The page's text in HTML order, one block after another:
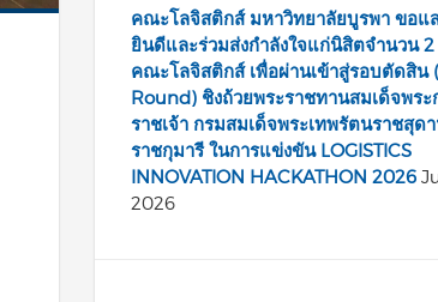
คณะโลจิสติกส์ มหาวิทยาลัยบูรพา ขอแ
ยินดีและร่วมส่งกำลังใจแก่นิสิตจำนวน
คณะโลจิสติกส์ เพื่อผ่านเข้าสู่รอบตัดสิน
Round) ชิงถ้วยพระราชทานสมเด็จพระ
ราชเจ้า กรมสมเด็จพระเทพรัตนราชสุด
ราชกุมารี ในการแข่งขัน LOGISTICS
INNOVATION HACKATHON 2026
2026